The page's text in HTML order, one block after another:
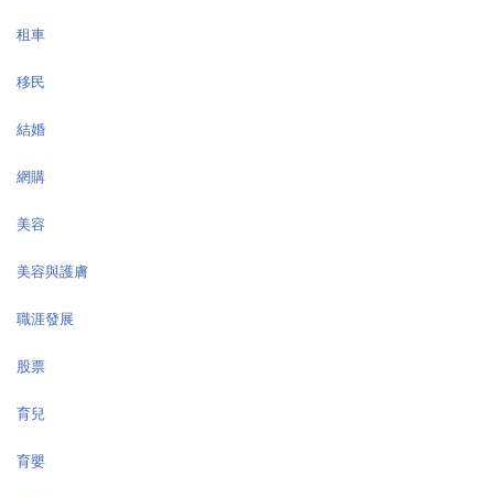
租車
移民
結婚
網購
美容
美容與護膚
職涯發展
股票
育兒
育嬰